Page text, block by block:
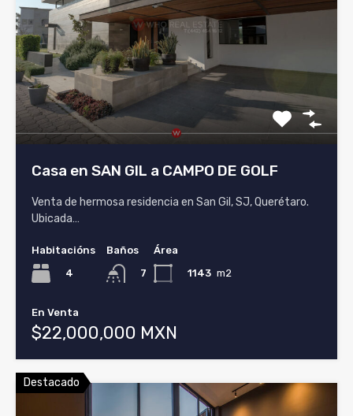
Casa en SAN GIL a CAMPO DE GOLF
Venta de hermosa residencia en San Gil, SJ, Querétaro.
Ubicada…
Habitacións
4
Baños
7
Área
1143 m2
En Venta
$22,000,000 MXN
Destacado